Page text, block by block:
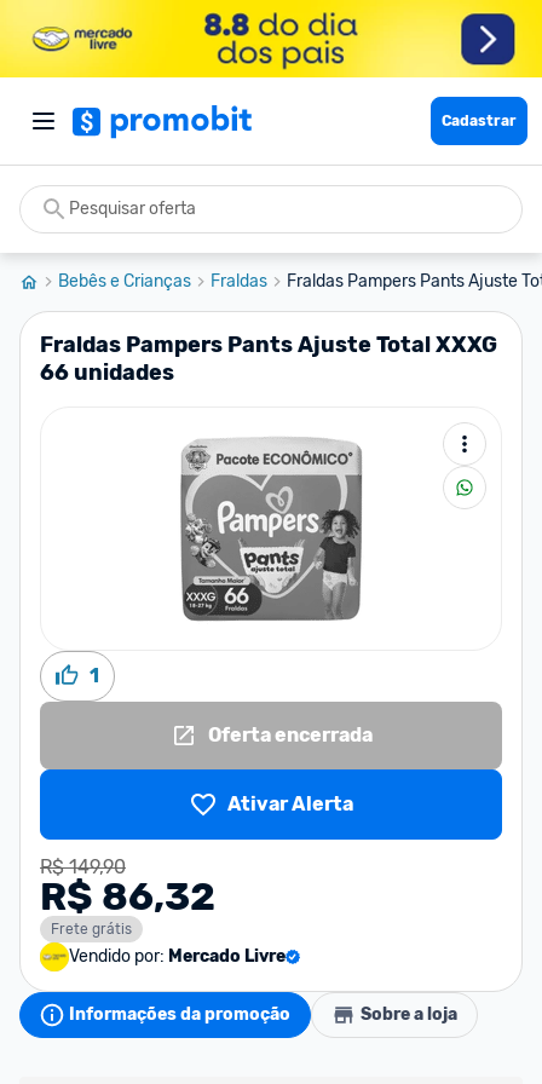
Cadastrar
Bebês e Crianças Fraldas Fraldas Pampers Pants Ajuste
Fraldas Pampers Pants Ajuste Total XXXG
66 unidades
1
Oferta encerrada
Ativar Alerta
R$ 149,90
R$ 86,32
Frete grátis
Vendido por: Mercado Livre
Informações da promoção Sobre a loja